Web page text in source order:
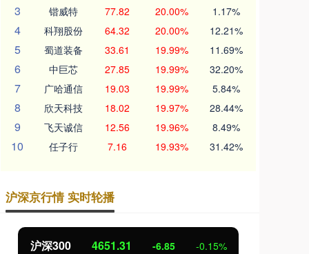
3 锴威特 77.82 20.00% 1.17%
4 科翔股份 64.32 20.00% 12.21%
5 蜀道装备 33.61 19.99% 11.69%
6 中巨芯 27.85 19.99% 32.20%
7 广哈通信 19.03 19.99% 5.84%
8 欣天科技 18.02 19.97% 28.44%
9 飞天诚信 12.56 19.96% 8.49%
10 任子行 7.16 19.93% 31.42%
沪深京行情 实时轮播
北证50 1122.88 3.42 0.30%